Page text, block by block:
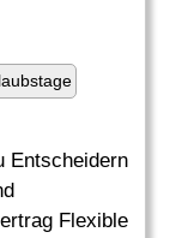
Entscheidern
Flexible